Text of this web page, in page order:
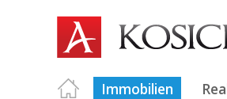
Immobilien